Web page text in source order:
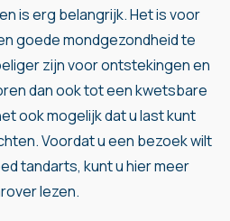
is erg belangrijk. Het is voor
goede mondgezondheid te
zijn voor ontstekingen en
dan ook tot een kwetsbare
ook mogelijk dat u last kunt
Voordat u een bezoek wilt
tandarts, kunt u hier meer
lezen.